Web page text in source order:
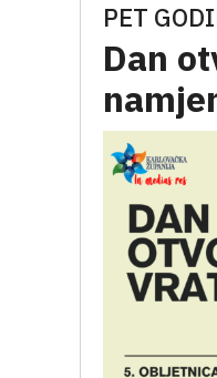
PET
Dan